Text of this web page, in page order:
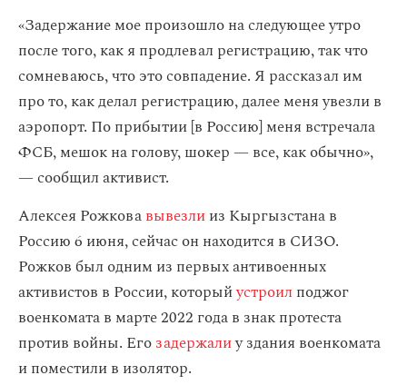
«Задержание мое произошло на следующее утро
после того, как я продлевал регистрацию, так что
сомневаюсь, что это совпадение. Я рассказал им
про то, как делал регистрацию, далее меня увезли в
аэропорт. По прибытии [в Россию] меня встречала
ФСБ, мешок на голову, шокер — все, как обычно»,
— сообщил активист.
Алексея Рожковавывезлииз Кыргызстана в
Россию 6 июня, сейчас он находится в СИЗО.
Рожков был одним из первых антивоенных
активистов в России, которыйустроил поджог
военкомата в марте 2022 года в знак протеста
против войны. Егозадержалиу здания военкомата
и поместили в изолятор.